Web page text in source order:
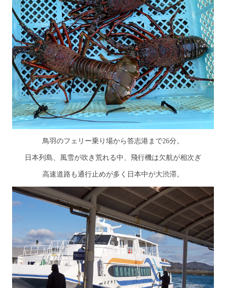
鳥羽のフェリー乗り場から答志港まで26分。
日本列島、風雪が吹き荒れる中、飛行機は欠航が相次ぎ
高速道路も通行止めが多く日本中が大渋滞。